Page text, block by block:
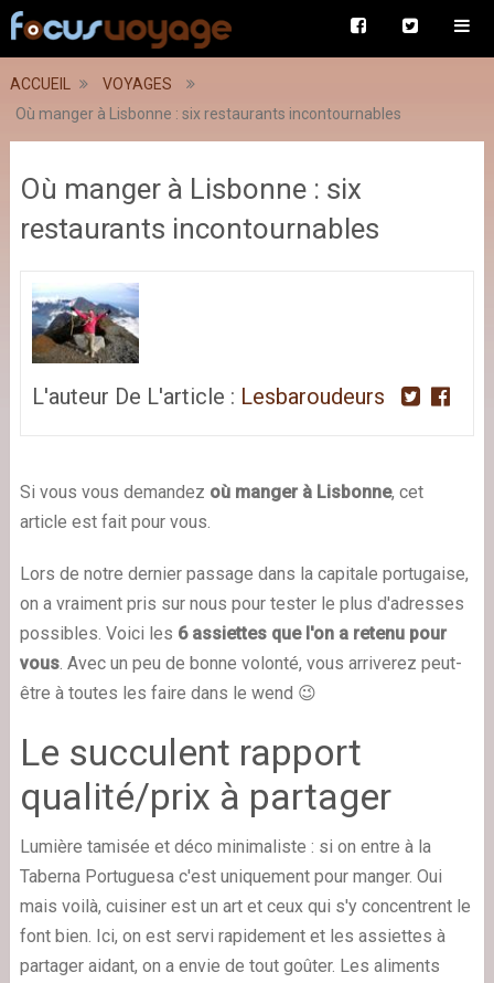
ACCUEIL
VOYAGES
Où manger à Lisbonne : six restaurants incontournables
Où manger à Lisbonne : six
restaurants incontournables
L'auteur De L'article : Lesbaroudeurs
Si vous vous demandez où manger à Lisbonne, cet
article est fait pour vous.
Lors de notre dernier passage dans la capitale portugaise,
on a vraiment pris sur nous pour tester le plus d'adresses
possibles. Voici les 6 assiettes que l'on a retenu pour
vous. Avec un peu de bonne volonté, vous arriverez peut-
être à toutes les faire dans le wend 😉
Le succulent rapport
qualité/prix à partager
Lumière tamisée et déco minimaliste : si on entre à la
Taberna Portuguesa c'est uniquement pour manger. Oui
mais voilà, cuisiner est un art et ceux qui s'y concentrent le
font bien. Ici, on est servi rapidement et les assiettes à
partager aidant, on a envie de tout goûter. Les aliments